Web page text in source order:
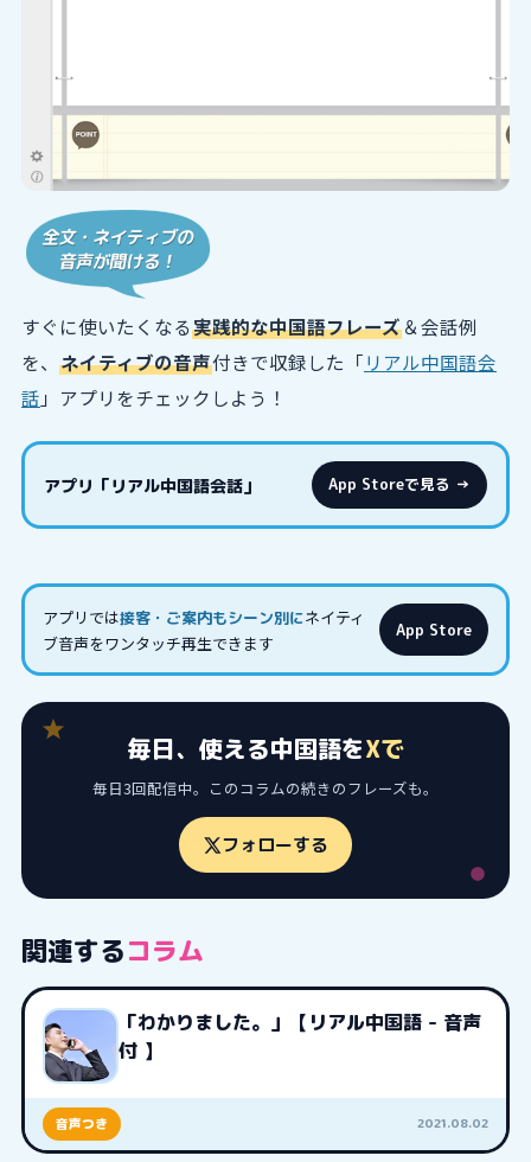
すぐに使いたくなる実践的な中国語フレーズ＆会話例
を、 ネイティブの音声付きで収録した「リアル中国語会
話 」アプリをチェックしよう！
アプリ「リアル中国語会話」 App Storeで見る →
アプリでは接客・ご案内もシーン別にネイティ
ブ音声をワンタッチ再生できます
App Store
毎日、使える中国語をXで
毎日3回配信中。このコラムの続きのフレーズも。
フォローする
関連するコラム
「わかりました。」【リアル中国語 - 音声
付 】
音声つき 2021.08.02